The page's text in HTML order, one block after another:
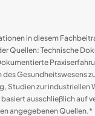
in diesem
Quellen: Technische
des Gesundheitswesens
Studien zur industriellen
ausschließlich auf
angegebenen Quellen.*